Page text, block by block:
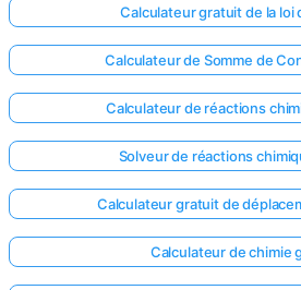
Calculateur gratuit de la loi
Calculateur de Somme de
Calculateur de réactions
Solveur de réactions
Calculateur gratuit de
Calculateur de chimie